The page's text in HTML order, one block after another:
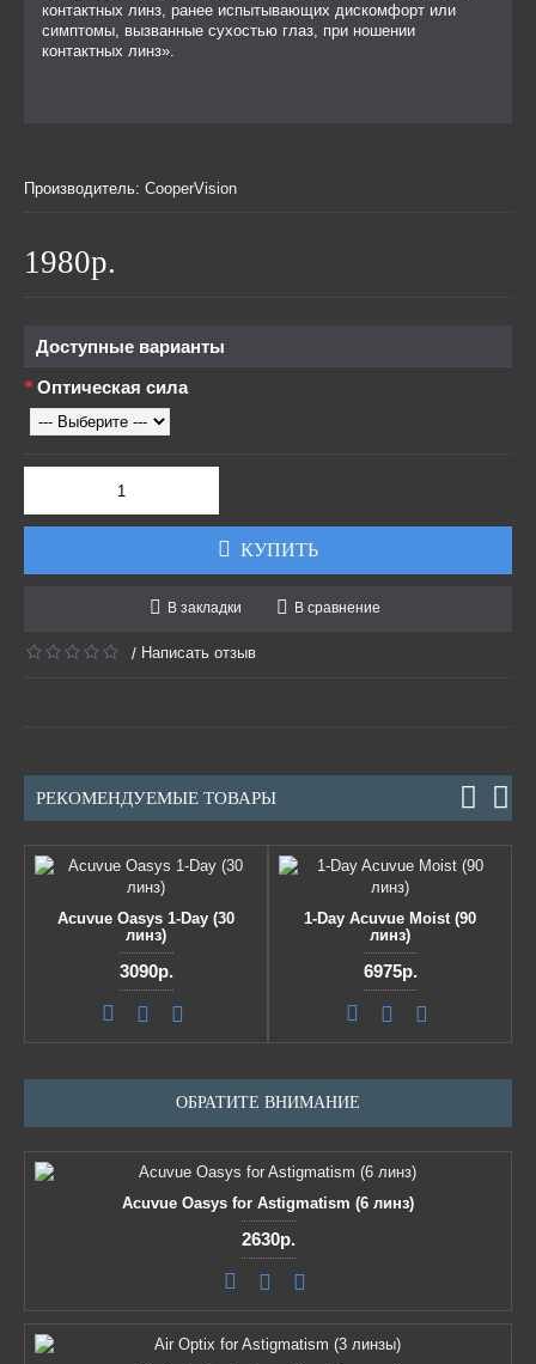
контактных линз, ранее испытывающих дискомфорт или
симптомы, вызванные сухостью глаз, при ношении
контактных линз».
Производитель: CooperVision
1980р.
Доступные варианты
Оптическая сила
КУПИТЬ
В закладки В сравнение
/ Написать отзыв
РЕКОМЕНДУЕМЫЕ ТОВАРЫ
Acuvue Oasys 1-Day (30
линз)
3090р.
1-Day Acuvue Moist (90
линз)
6975р.
ОБРАТИТЕ ВНИМАНИЕ
Acuvue Oasys for Astigmatism (6 линз)
2630р.